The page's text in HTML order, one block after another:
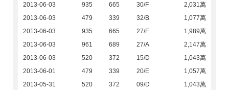
2013-06-03
935 665 30/F
2,031萬
2013-06-03
479 339 32/B
1,077萬
2013-06-03
935 665 27/F
1,989萬
2013-06-03
961 689 27/A
2,147萬
2013-06-03
520 372 15/D
1,043萬
2013-06-01
479 339 20/E
1,057萬
2013-05-31
520 372 09/D
1,043萬